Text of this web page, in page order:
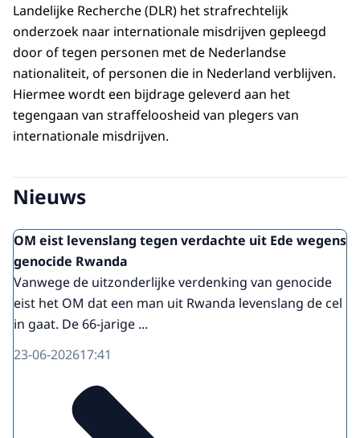
Landelijke Recherche (DLR) het strafrechtelijk
onderzoek naar internationale misdrijven gepleegd
door of tegen personen met de Nederlandse
nationaliteit, of personen die in Nederland verblijven.
Hiermee wordt een bijdrage geleverd aan het
tegengaan van straffeloosheid van plegers van
internationale misdrijven.
Nieuws
OM eist levenslang tegen verdachte uit Ede wegens
genocide Rwanda
Vanwege de uitzonderlijke verdenking van genocide
eist het OM dat een man uit Rwanda levenslang de cel
in gaat. De 66-jarige ...
23-06-202617:41